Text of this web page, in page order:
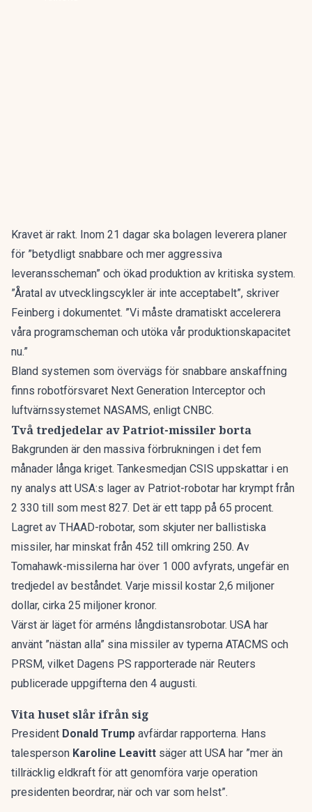
Kravet är rakt. Inom 21 dagar ska bolagen leverera planer
för ”betydligt snabbare och mer aggressiva
leveransscheman” och ökad produktion av kritiska system.
”Åratal av utvecklingscykler är inte acceptabelt”, skriver
Feinberg i dokumentet. ”Vi måste dramatiskt accelerera
våra programscheman och utöka vår produktionskapacitet
nu.”
Bland systemen som övervägs för snabbare anskaffning
finns robotförsvaret Next Generation Interceptor och
luftvärnssystemet NASAMS, enligt CNBC.
Två tredjedelar av Patriot-missiler borta
Bakgrunden är den massiva förbrukningen i det fem
månader långa kriget. Tankesmedjan CSIS uppskattar i en
ny analys att USA:s lager av Patriot-robotar har krympt från
2 330 till som mest 827. Det är ett tapp på 65 procent.
Lagret av THAAD-robotar, som skjuter ner ballistiska
missiler, har minskat från 452 till omkring 250. Av
Tomahawk-missilerna har över 1 000 avfyrats, ungefär en
tredjedel av beståndet. Varje missil kostar 2,6 miljoner
dollar, cirka 25 miljoner kronor.
Värst är läget för arméns långdistansrobotar. USA har
använt ”nästan alla” sina missiler av typerna ATACMS och
PRSM, vilket Dagens PS rapporterade när Reuters
publicerade uppgifterna den 4 augusti.
Vita huset slår ifrån sig
President Donald Trump avfärdar rapporterna. Hans
talesperson Karoline Leavitt säger att USA har ”mer än
tillräcklig eldkraft för att genomföra varje operation
presidenten beordrar, när och var som helst”.